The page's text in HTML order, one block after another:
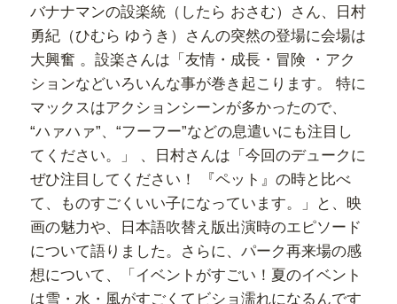
バナナマンの設楽統（したら おさむ）さん、日村
勇紀（ひむら ゆうき）さんの突然の登場に会場は
大興奮 。設楽さんは「友情・成長・冒険 ・アク
ションなどいろいんな事が巻き起こります。 特に
マックスはアクションシーンが多かったので、
“ハァハァ”、“フーフー”などの息遣いにも注目し
てください。」 、日村さんは「今回のデュークに
ぜひ注目してください！ 『ペット』の時と比べ
て、ものすごくいい子になっています。」と、映
画の魅力や、日本語吹替え版出演時のエピソード
について語りました。さらに、パーク再来場の感
想について、「イベントがすごい！夏のイベント
は雪・水・風がすごくてビショ濡れになるんです